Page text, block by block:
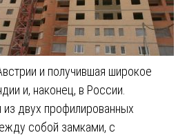
и получившая широкое
и, наконец, в России.
двух профилированных
собой замками, с